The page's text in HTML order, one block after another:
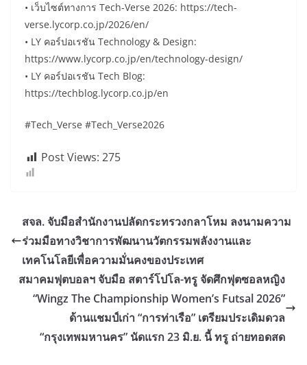
• เว็บไซต์ทางการ Tech-Verse 2026: https://tech-
verse.lycorp.co.jp/2026/en/
• LY คอร์ปอเรชัน Technology & Design:
https://www.lycorp.co.jp/en/technology-design/
• LY คอร์ปอเรชัน Tech Blog:
https://techblog.lycorp.co.jp/en
#Tech_Verse #Tech_Verse2026
Post Views: 275
สจล. จับมือสำนักงานปลัดกระทรวงกลาโหม ลงนามความ
ร่วมมือทางวิชาการพัฒนานวัตกรรมพลังงานและ
เทคโนโลยีเพื่อความมั่นคงของประเทศ
สมาคมฟุตบอลฯ จับมือ สตาร์โปโล-ทรู จัดศึกฟุตซอลหญิง
“Wingz The Championship Women’s Futsal 2026”
ด้านแชมป์เก่า “การท่าเรือ” เตรียมประเดิมดวล
“กรุงเทพมหานคร” นัดแรก 23 มิ.ย. นี้ ทรู ถ่ายทอดสด